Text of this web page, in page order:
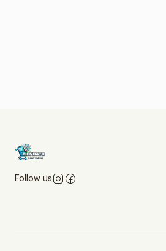
Follow us